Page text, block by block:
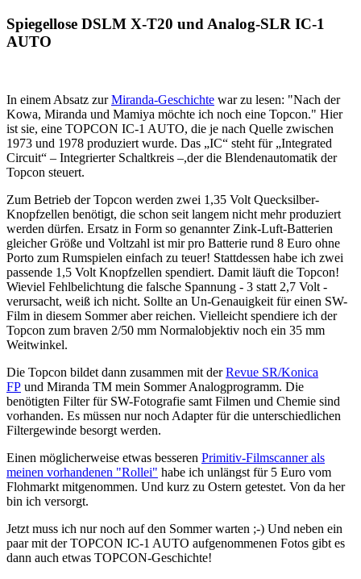
Spiegellose DSLM X-T20 und Analog-SLR IC-1
AUTO
In einem Absatz zurMiranda-Geschichte war zu lesen: "Nach der
Kowa, Miranda und Mamiya möchte ich noch eine Topcon." Hier
ist sie, eine TOPCON IC-1 AUTO, die je nach Quelle zwischen
1973 und 1978 produziert wurde. Das „IC“ steht für „Integrated
Circuit“ – Integrierter Schaltkreis –,der die Blendenautomatik der
Topcon steuert.
Zum Betrieb der Topcon werden zwei 1,35 Volt Quecksilber-
Knopfzellen benötigt, die schon seit langem nicht mehr produziert
werden dürfen. Ersatz in Form so genannter Zink-Luft-Batterien
gleicher Größe und Voltzahl ist mir pro Batterie rund 8 Euro ohne
Porto zum Rumspielen einfach zu teuer! Stattdessen habe ich zwei
passende 1,5 Volt Knopfzellen spendiert. Damit läuft die Topcon!
Wieviel Fehlbelichtung die falsche Spannung - 3 statt 2,7 Volt -
verursacht, weiß ich nicht. Sollte an Un-Genauigkeit für einen SW-
Film in diesem Sommer aber reichen. Vielleicht spendiere ich der
Topcon zum braven 2/50 mm Normalobjektiv noch ein 35 mm
Weitwinkel.
Die Topcon bildet dann zusammen mit derRevue SR/Konica
FP und Miranda TM mein Sommer Analogprogramm. Die
benötigten Filter für SW-Fotografie samt Filmen und Chemie sind
vorhanden. Es müssen nur noch Adapter für die unterschiedlichen
Filtergewinde besorgt werden.
Einen möglicherweise etwas besseren Primitiv-Filmscanner als
meinen vorhandenen "Rollei" habe ich unlängst für 5 Euro vom
Flohmarkt mitgenommen. Und kurz zu Ostern getestet. Von da her
bin ich versorgt.
Jetzt muss ich nur noch auf den Sommer warten ;-) Und neben ein
paar mit der TOPCON IC-1 AUTO aufgenommenen Fotos gibt es
dann auch etwas TOPCON-Geschichte!